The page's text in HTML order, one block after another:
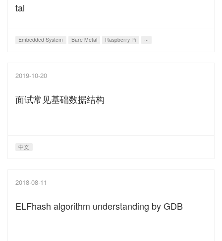
tal
Embedded System Bare Metal Raspberry Pi ···
2019-10-20
面试常见基础数据结构
中文
2018-08-11
ELFhash algorithm understanding by GDB